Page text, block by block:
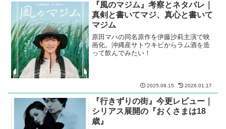
『風のマジム』考察とネタバレ｜
真剣と書いてマジ、真心と書いて
マジム
原田マハの同名原作を伊藤沙莉主演で映
画化。沖縄産サトウキビからラム酒を造
って飲んでみたい！
2025.09.15 2026.01.17
『行きずりの街』今更レビュー｜
シリアス展開の『おくさまは18
歳』